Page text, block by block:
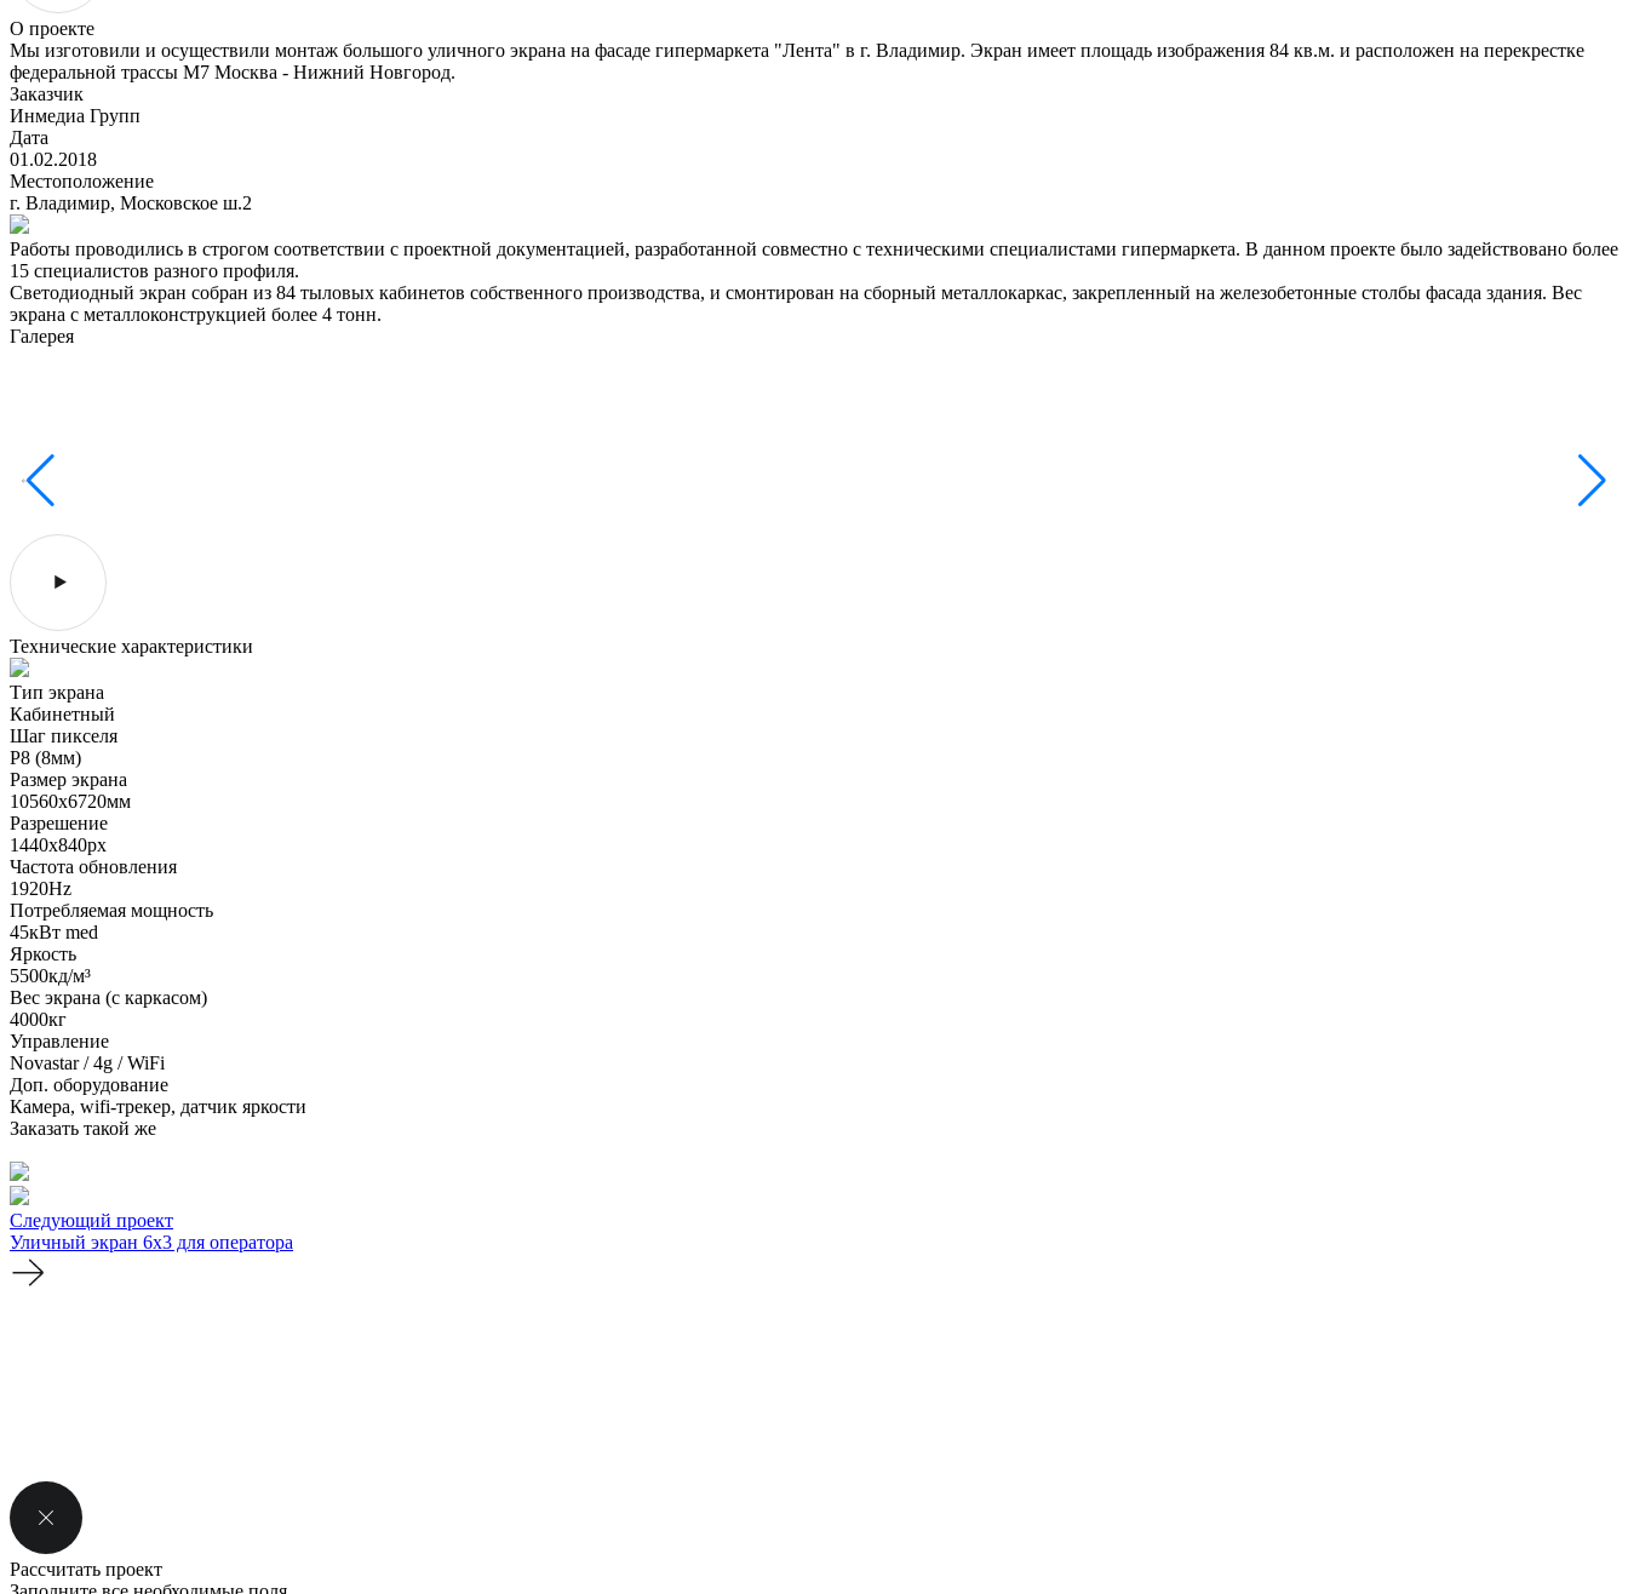
О проекте
Мы изготовили и осуществили монтаж большого уличного экрана на фасаде гипермаркета "Лента" в г. Владимир. Экран имеет площадь изображения 84 кв.м. и расположен на перекрестке
федеральной трассы М7 Москва - Нижний Новгород.
Заказчик
Инмедиа Групп
Дата
01.02.2018
Местоположение
г. Владимир, Московское ш.2
Работы проводились в строгом соответствии с проектной документацией, разработанной совместно с техническими специалистами гипермаркета. В данном проекте было задействовано более
15 специалистов разного профиля.
Светодиодный экран собран из 84 тыловых кабинетов собственного производства, и смонтирован на сборный металлокаркас, закрепленный на железобетонные столбы фасада здания. Вес
экрана с металлоконструкцией более 4 тонн.
Галерея
Технические характеристики
Тип экрана
Кабинетный
Шаг пикселя
P8 (8мм)
Размер экрана
10560х6720мм
Разрешение
1440х840px
Частота обновления
1920Hz
Потребляемая мощность
45кВт med
Яркость
5500кд/м³
Вес экрана (с каркасом)
4000кг
Управление
Novastar / 4g / WiFi
Доп. оборудование
Камера, wifi-трекер, датчик яркости
Заказать такой же
Следующий проект
Уличный экран 6х3 для оператора
Рассчитать проект